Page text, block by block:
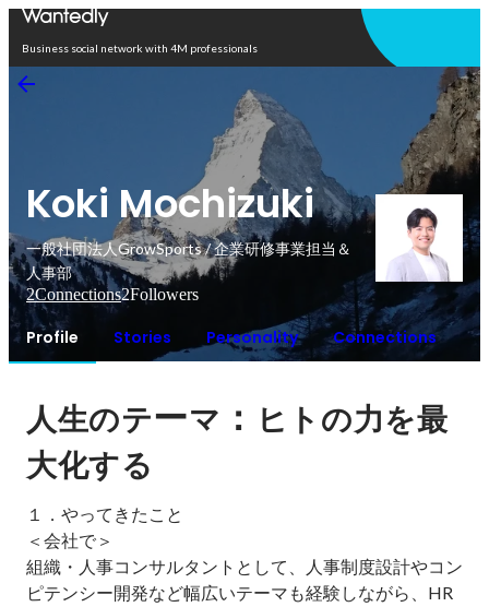
Business social network with 4M professionals
Koki Mochizuki
一般社団法人GrowSports / 企業研修事業担当＆
人事部
2Connections2Followers
Profile Stories Personality Connections
人生のテーマ ： ヒトの力を最
大化する
１．やってきたこと
＜会社で＞
組織・人事コンサルタントとして、人事制度設計やコン
ピテンシー開発など幅広いテーマも経験しながら、HR